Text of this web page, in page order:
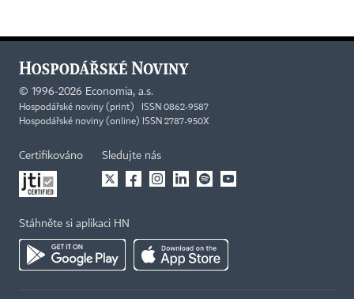
© 1996-2026 Economia, a.s.
Hospodářské noviny (print) ISSN 0862-9587
Hospodářské noviny (online) ISSN 2787-950X
Certifikováno Sledujte nás
Stáhněte si aplikaci HN